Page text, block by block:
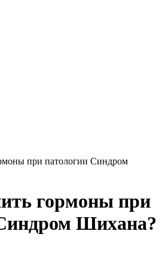
при патологии Синдром
гормоны при
Шихана?